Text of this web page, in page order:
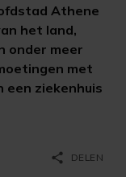
Athene
het land,
onder meer
met
een ziekenhuis
share DELEN